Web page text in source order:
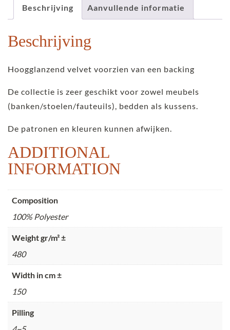
Beschrijving Aanvullende informatie
Beschrijving
Hoogglanzend velvet voorzien van een backing
De collectie is zeer geschikt voor zowel meubels
(banken/stoelen/fauteuils), bedden als kussens.
De patronen en kleuren kunnen afwijken.
ADDITIONAL
INFORMATION
Composition
100% Polyester
Weight gr/m² ±
480
Width in cm ±
150
Pilling